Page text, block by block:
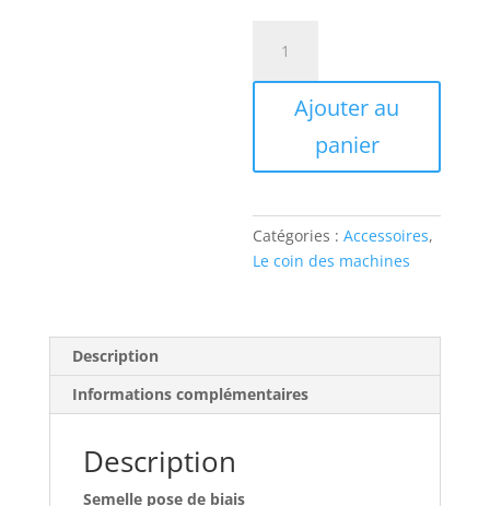
Semelle
Ajouter au
panier
Catégories :Accessoires,
Le coin des machines
Description
Informations complémentaires
Description
Semelle pose de biais